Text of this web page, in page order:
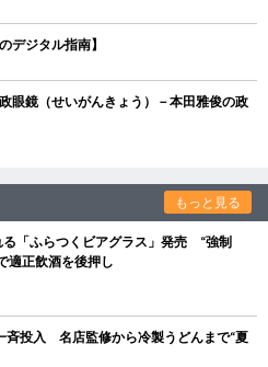
ジタル指南】
眼鏡（せいがんきょう）－本田雅俊の政
もっと見る
る「ふらつくビアグラス」発売 “強制
適正飲酒を後押し
斉投入 名店監修から冷製うどんまで“夏